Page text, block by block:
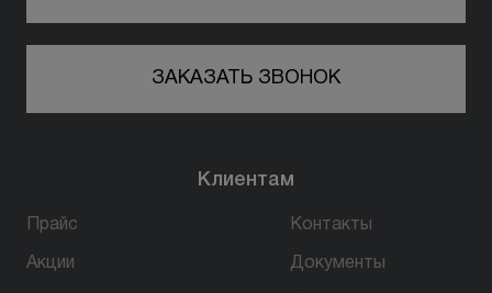
ЗАКАЗАТЬ ЗВОНОК
Клиентам
Прайс
Акции
Контакты
Документы